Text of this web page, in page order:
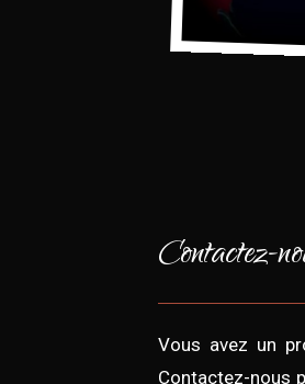
Contactez-
Vous avez un
Contactez-nous